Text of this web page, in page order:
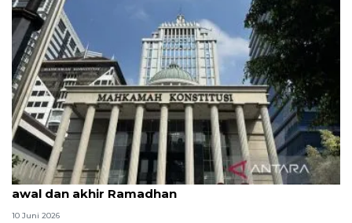
MK uji materi UU Peradilan Agama perihal isbat
awal dan akhir Ramadhan
10 Juni 2026